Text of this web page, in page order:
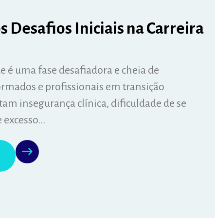
Desafios Iniciais na Carreira
é uma fase desafiadora e cheia de
e profissionais em transição
insegurança clínica, dificuldade de se